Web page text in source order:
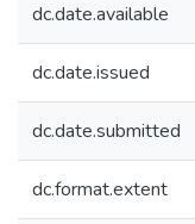
dc.date.available
dc.date.issued
dc.date.submitted
dc.format.extent